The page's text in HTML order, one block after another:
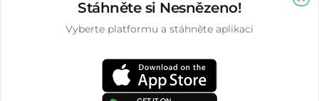
Végtelenül kedves volt az eladó és nagyon jó
minőségű, termékeket kaptam🤗
Stáhněte si Nesnězeno!
Vyberte platformu a stáhněte aplikaci